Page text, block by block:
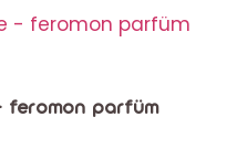
feromon parfüm